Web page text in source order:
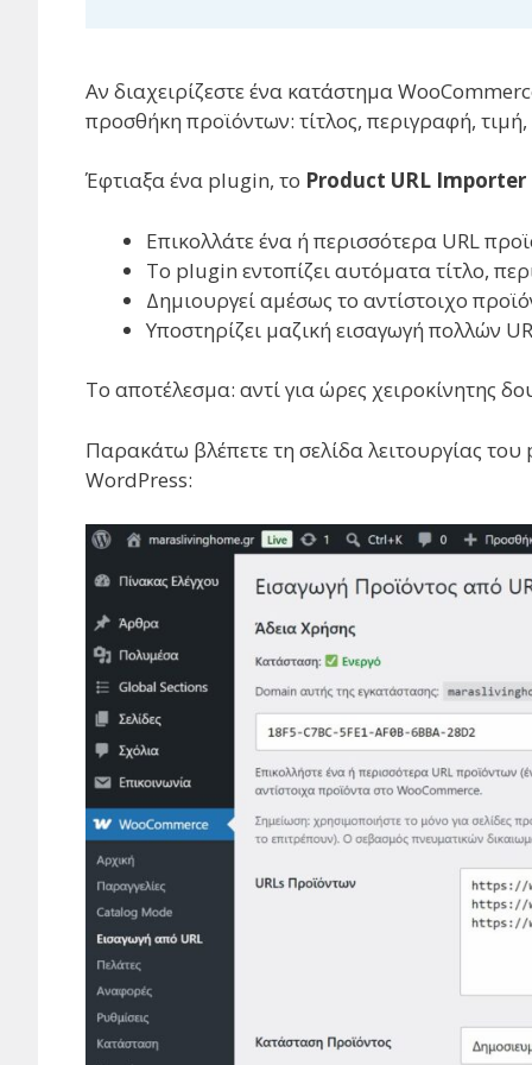
Αν διαχειρίζεστε ένα κατάστημα
προσθήκη προϊόντων: τίτλος, περιγραφή,
Έφτιαξα ένα plugin, το Product URL
Επικολλάτε ένα ή περισσότερα URL
Το plugin εντοπίζει αυτόματα τίτλο,
Δημιουργεί αμέσως το αντίστοιχο
Υποστηρίζει μαζική εισαγωγή πολλών
Το αποτέλεσμα: αντί για ώρες χειροκίνητης
Παρακάτω βλέπετε τη σελίδα λειτουργίας
WordPress: